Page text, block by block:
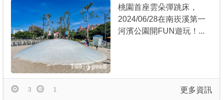
桃園首座雲朵彈跳床，
2024/06/28在南崁溪第一
河濱公園開FUN遊玩！...
更多資訊
3 1